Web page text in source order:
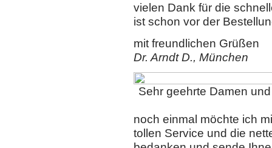
vielen Dank für die
ist schon vor der
mit freundlichen Grüßen
Dr. Arndt D., München
Sehr geehrte Damen
noch einmal möchte ich
tollen Service und die